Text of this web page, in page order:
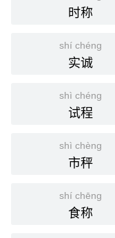
[ shí chéng ]
⒈ 形容完满充足。
宋·许月卿〈
《红楼梦·第
手，须得你
《楚辞·屈原·
时称
shí chéng
实诚
shì chéng
试程
shì chèng
市秤
shí chēng
食称